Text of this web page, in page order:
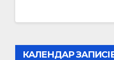
КАЛЕНДАР